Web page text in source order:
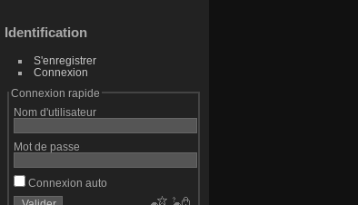
Identification
S'enregistrer
Connexion
Connexion rapide
Nom d'utilisateur
Mot de passe
Connexion auto